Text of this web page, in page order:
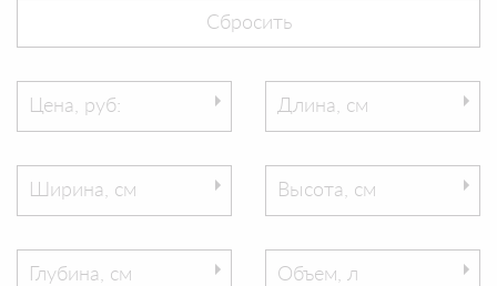
Цена, руб: Длина, см
Ширина, см Высота, см
Глубина, см Объем, л